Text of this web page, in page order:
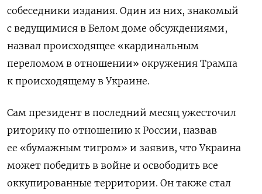
собеседники издания. Один из них, знакомый
с ведущимися в Белом доме обсуждениями,
назвал происходящее «кардинальным
переломом в отношении» окружения Трампа
к происходящему в Украине.
Сам президент в последний месяц ужесточил
риторику по отношению к России, назвав
ее «бумажным тигром» и заявив, что Украина
может победить в войне и освободить все
оккупированные территории. Он также стал